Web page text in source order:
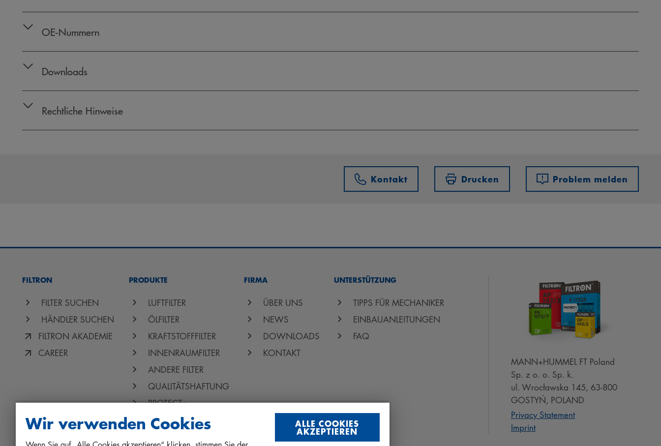
OE‑Nummern
Downloads
Rechtliche Hinweise
Kontakt Drucken Problem melden
FILTRON
FILTER SUCHEN
HÄNDLER SUCHEN
FILTRON AKADEMIE
CAREER
PRODUKTE
LUFTFILTER
ÖLFILTER
KRAFTSTOFFFILTER
INNENRAUMFILTER
ANDERE FILTER
QUALITÄTSHAFTUNG
PROTECT+
FIRMA
ÜBER UNS
NEWS
DOWNLOADS
KONTAKT
UNTERSTÜTZUNG
TIPPS FÜR MECHANIKER
EINBAUANLEITUNGEN
FAQ
MANN+HUMMEL FT Poland
Sp. z o. o. Sp. k.
ul. Wrocławska 145, 63-800
GOSTYŃ, POLAND
Privacy Statement
Imprint
Wir verwenden Cookies ALLE COOKIES
AKZEPTIEREN